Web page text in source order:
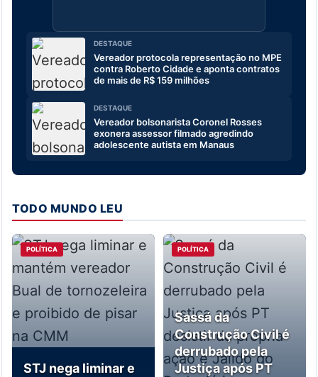
DESTAQUE
Vereador protocola representação no MPE
contra Roberto Cidade e aponta contratos
de mais de R$ 159 milhões
DESTAQUE
Vereador bolsonarista Coronel Rosses
exonera assessor filmado agredindo
adolescente autista em Manaus
TODO MUNDO LEU
POLÍTICA
STJ nega liminar e
POLÍTICA
Sassá da
Construção Civil é
derrubado pela
Justiça após PT